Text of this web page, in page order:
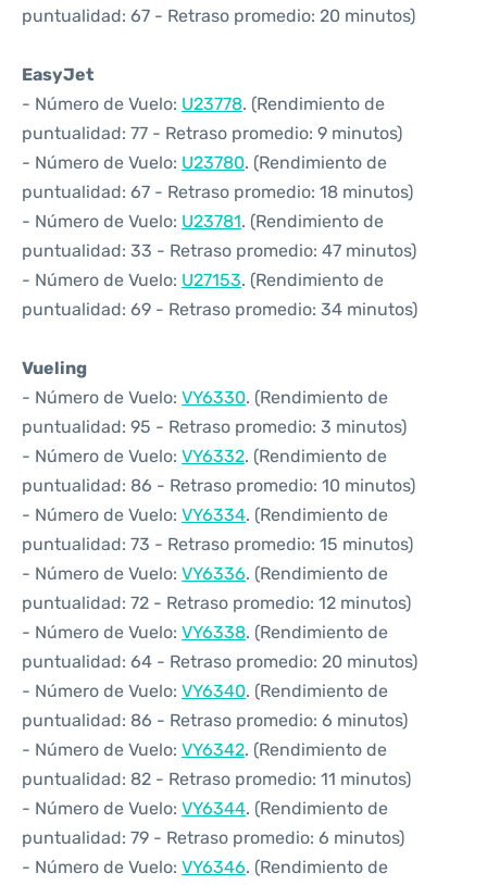
puntualidad: 67 - Retraso promedio: 20 minutos)
EasyJet
- Número de Vuelo: U23778. (Rendimiento de
puntualidad: 77 - Retraso promedio: 9 minutos)
- Número de Vuelo: U23780. (Rendimiento de
puntualidad: 67 - Retraso promedio: 18 minutos)
- Número de Vuelo: U23781. (Rendimiento de
puntualidad: 33 - Retraso promedio: 47 minutos)
- Número de Vuelo: U27153. (Rendimiento de
puntualidad: 69 - Retraso promedio: 34 minutos)
Vueling
- Número de Vuelo: VY6330. (Rendimiento de
puntualidad: 95 - Retraso promedio: 3 minutos)
- Número de Vuelo: VY6332. (Rendimiento de
puntualidad: 86 - Retraso promedio: 10 minutos)
- Número de Vuelo: VY6334. (Rendimiento de
puntualidad: 73 - Retraso promedio: 15 minutos)
- Número de Vuelo: VY6336. (Rendimiento de
puntualidad: 72 - Retraso promedio: 12 minutos)
- Número de Vuelo: VY6338. (Rendimiento de
puntualidad: 64 - Retraso promedio: 20 minutos)
- Número de Vuelo: VY6340. (Rendimiento de
puntualidad: 86 - Retraso promedio: 6 minutos)
- Número de Vuelo: VY6342. (Rendimiento de
puntualidad: 82 - Retraso promedio: 11 minutos)
- Número de Vuelo: VY6344. (Rendimiento de
puntualidad: 79 - Retraso promedio: 6 minutos)
- Número de Vuelo: VY6346. (Rendimiento de